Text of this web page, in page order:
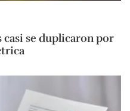
se duplicaron por